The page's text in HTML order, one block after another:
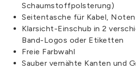
Schaumstoffpolsterung)
Seitentasche für Kabel, Noten
Klarsicht-Einschub in 2
Band-Logos oder Etiketten
Freie Farbwahl
Sauber vernähte Kanten und